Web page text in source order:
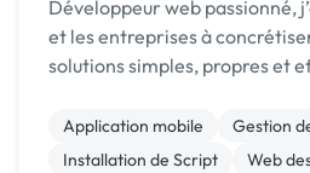
Développeur web passionné,
et les entreprises à
solutions simples, propres et
Application mobile
Gestion
Installation de Script
Web